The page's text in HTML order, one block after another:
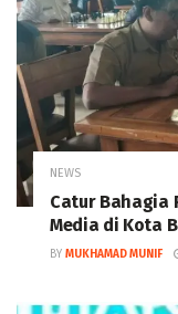
NEWS
Catur Bahagia
Media di Kota
BY MUKHAMAD MUNIF